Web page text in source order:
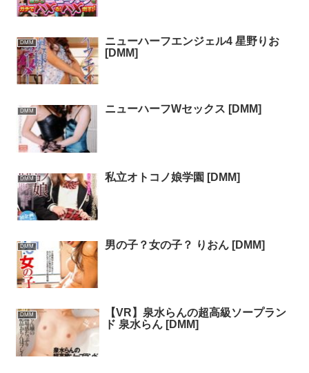
DMM
ニューハーフエンジェル4 星野りお
[DMM]
DMM ニューハーフWセックス [DMM]
DMM 私立オトコノ娘学園 [DMM]
DMM 男の子？女の子？ りおん [DMM]
DMM
【VR】泉水らんの超高級ソープラン
ド 泉水らん [DMM]